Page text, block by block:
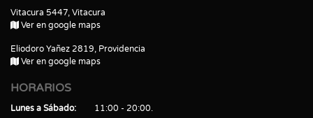
Vitacura 5447, Vitacura
Ver en google maps
Eliodoro Yañez 2819, Providencia
Ver en google maps
HORARIOS
Lunes a Sábado
11:00 - 20:00